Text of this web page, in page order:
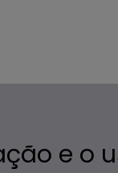
e o